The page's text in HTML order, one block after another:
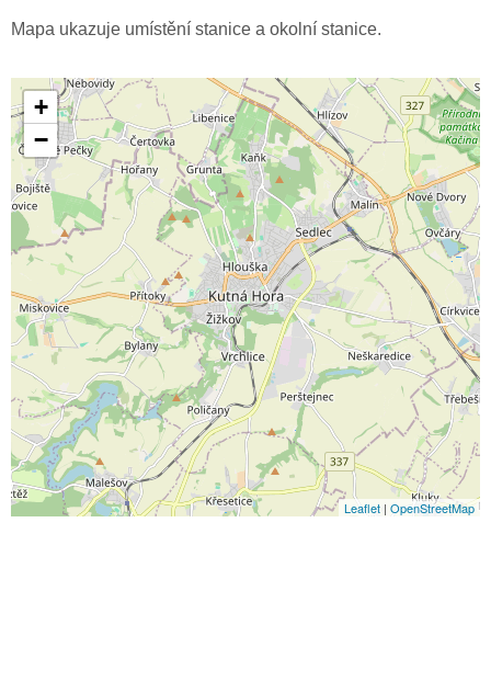
Mapa ukazuje umístění stanice a okolní stanice.
+
−
Leaflet | OpenStreetMap